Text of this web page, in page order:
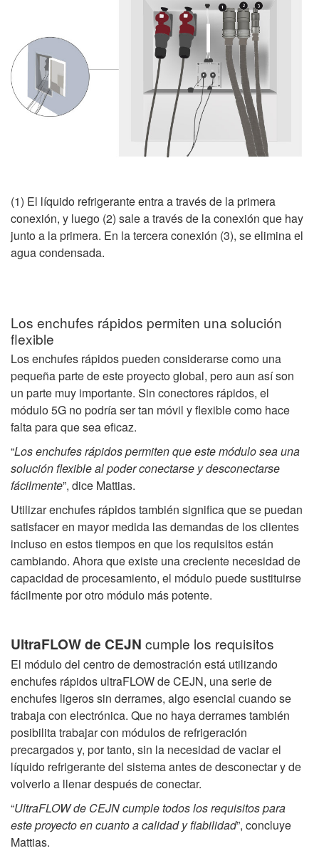
(1) El líquido refrigerante entra a través de la primera
conexión, y luego (2) sale a través de la conexión que hay
junto a la primera. En la tercera conexión (3), se elimina el
agua condensada.
Los enchufes rápidos permiten una solución
flexible
Los enchufes rápidos pueden considerarse como una
pequeña parte de este proyecto global, pero aun así son
un parte muy importante. Sin conectores rápidos, el
módulo 5G no podría ser tan móvil y flexible como hace
falta para que sea eficaz.
“Los enchufes rápidos permiten que este módulo sea una
solución flexible al poder conectarse y desconectarse
fácilmente”, dice Mattias.
Utilizar enchufes rápidos también significa que se puedan
satisfacer en mayor medida las demandas de los clientes
incluso en estos tiempos en que los requisitos están
cambiando. Ahora que existe una creciente necesidad de
capacidad de procesamiento, el módulo puede sustituirse
fácilmente por otro módulo más potente.
UltraFLOW de CEJN cumple los requisitos
El módulo del centro de demostración está utilizando
enchufes rápidos ultraFLOW de CEJN, una serie de
enchufes ligeros sin derrames, algo esencial cuando se
trabaja con electrónica. Que no haya derrames también
posibilita trabajar con módulos de refrigeración
precargados y, por tanto, sin la necesidad de vaciar el
líquido refrigerante del sistema antes de desconectar y de
volverlo a llenar después de conectar.
“UltraFLOW de CEJN cumple todos los requisitos para
este proyecto en cuanto a calidad y fiabilidad”, concluye
Mattias.